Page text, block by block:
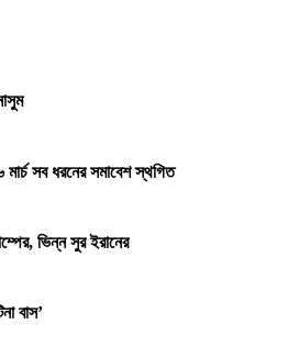
সব ধরনের সমাবেশ স্থগিত
ভিন্ন সুর ইরানের
বাস’